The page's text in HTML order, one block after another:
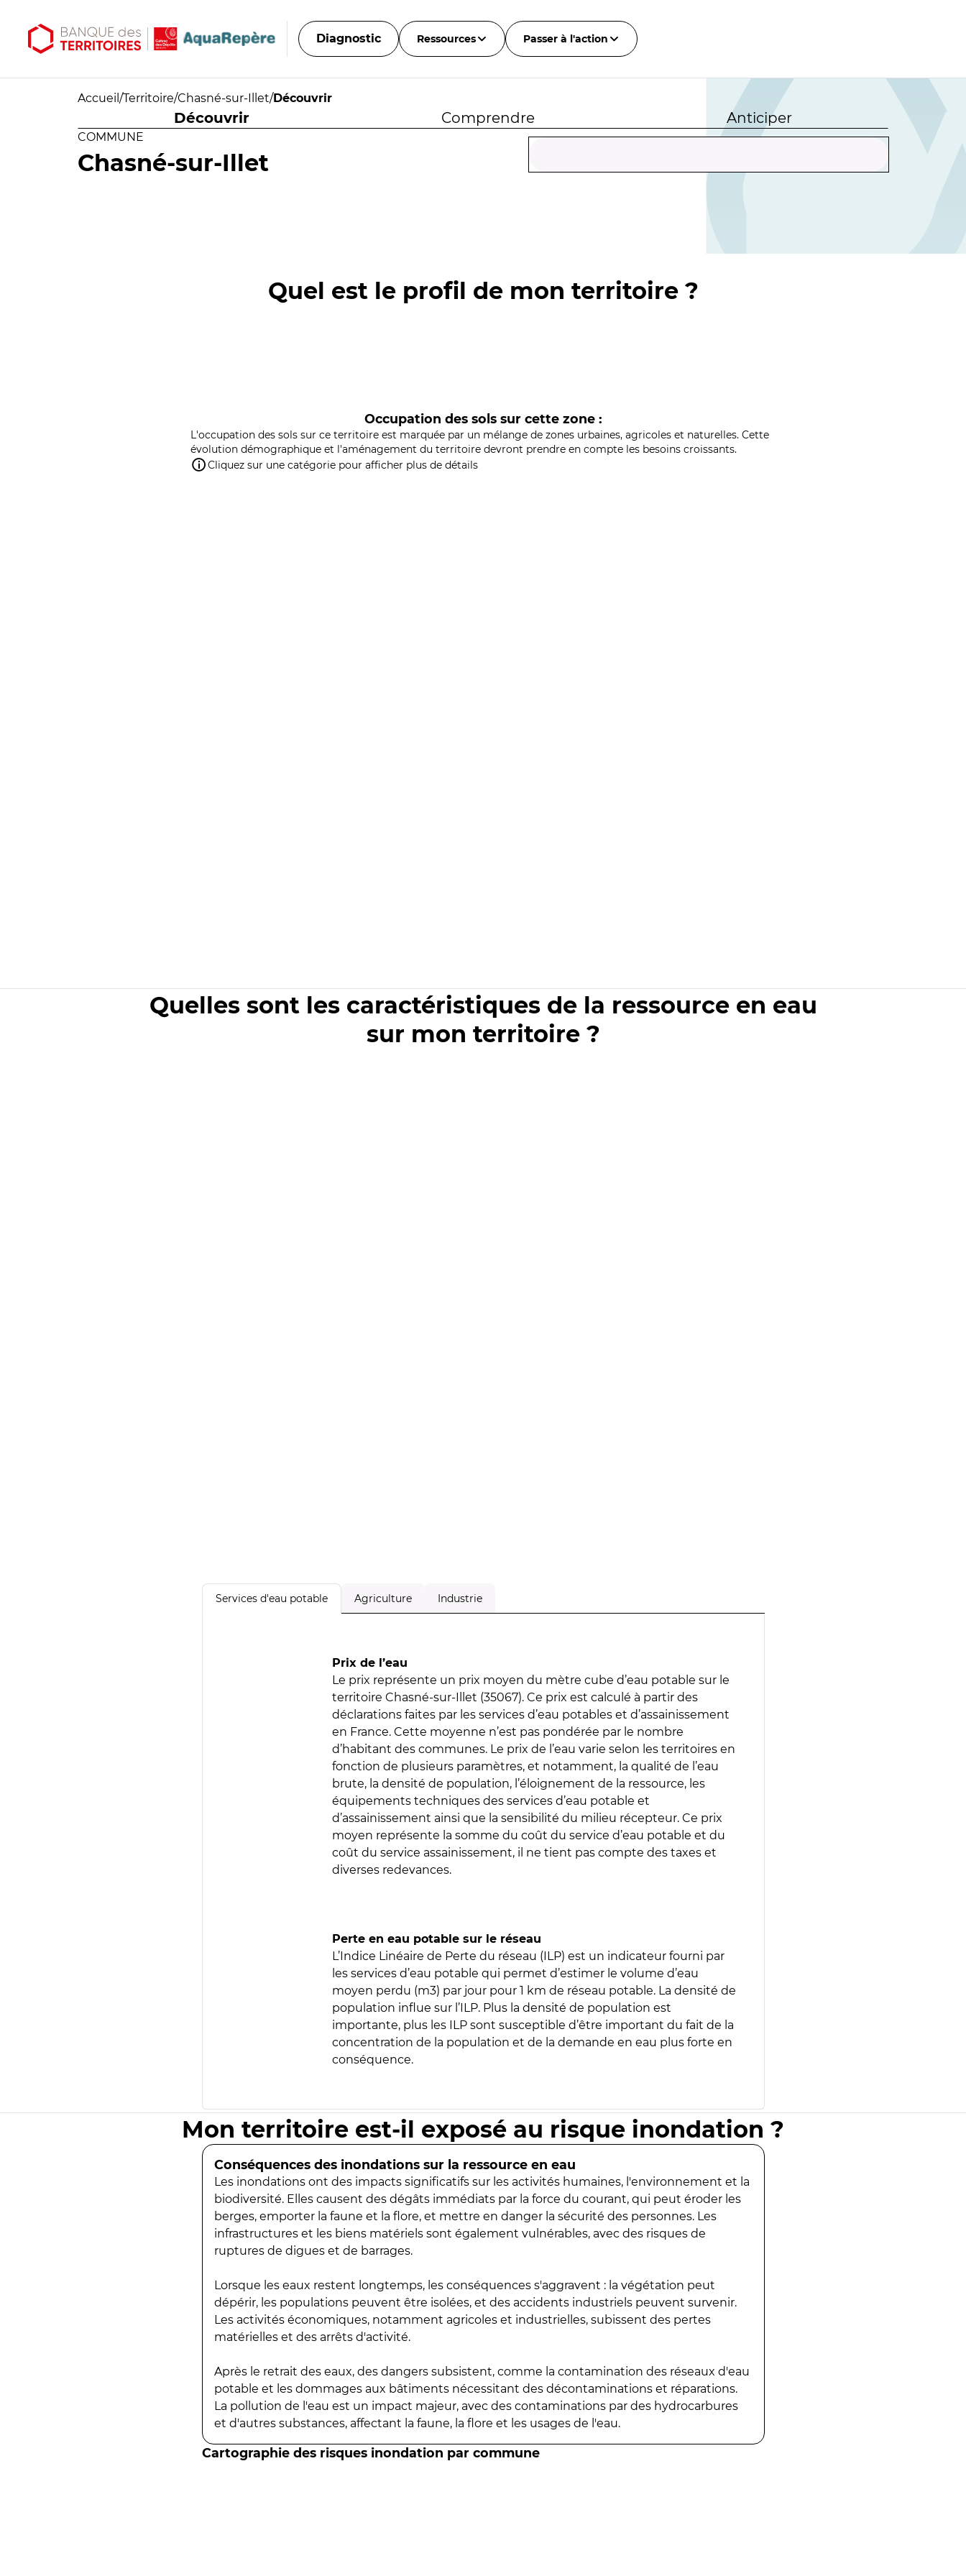
Diagnostic Ressources Passer à l'action
Accueil /Territoire/Chasné-sur-Illet/Découvrir
Découvrir Comprendre Anticiper
COMMUNE
Chasné-sur-Illet
Quel est le profil de mon territoire ?
Occupation des sols sur cette zone :
L'occupation des sols sur ce territoire est marquée par un mélange de zones urbaines, agricoles et naturelles. Cette
évolution démographique et l'aménagement du territoire devront prendre en compte les besoins croissants.
Cliquez sur une catégorie pour afficher plus de détails
Quelles sont les caractéristiques de la ressource en eau
sur mon territoire ?
Services d'eau potable Agriculture Industrie
Prix de l’eau
Le prix représente un prix moyen du mètre cube d’eau potable sur le
territoire Chasné-sur-Illet (35067). Ce prix est calculé à partir des
déclarations faites par les services d’eau potables et d’assainissement
en France. Cette moyenne n’est pas pondérée par le nombre
d’habitant des communes. Le prix de l’eau varie selon les territoires en
fonction de plusieurs paramètres, et notamment, la qualité de l’eau
brute, la densité de population, l’éloignement de la ressource, les
équipements techniques des services d’eau potable et
d’assainissement ainsi que la sensibilité du milieu récepteur. Ce prix
moyen représente la somme du coût du service d’eau potable et du
coût du service assainissement, il ne tient pas compte des taxes et
diverses redevances.
Perte en eau potable sur le réseau
L’Indice Linéaire de Perte du réseau (ILP) est un indicateur fourni par
les services d’eau potable qui permet d’estimer le volume d’eau
moyen perdu (m3) par jour pour 1 km de réseau potable. La densité de
population influe sur l’ILP. Plus la densité de population est
importante, plus les ILP sont susceptible d’être important du fait de la
concentration de la population et de la demande en eau plus forte en
conséquence.
Mon territoire est-il exposé au risque inondation ?
Conséquences des inondations sur la ressource en eau
Les inondations ont des impacts significatifs sur les activités humaines, l'environnement et la
biodiversité. Elles causent des dégâts immédiats par la force du courant, qui peut éroder les
berges, emporter la faune et la flore, et mettre en danger la sécurité des personnes. Les
infrastructures et les biens matériels sont également vulnérables, avec des risques de
ruptures de digues et de barrages.
Lorsque les eaux restent longtemps, les conséquences s'aggravent : la végétation peut
dépérir, les populations peuvent être isolées, et des accidents industriels peuvent survenir.
Les activités économiques, notamment agricoles et industrielles, subissent des pertes
matérielles et des arrêts d'activité.
Après le retrait des eaux, des dangers subsistent, comme la contamination des réseaux d'eau
potable et les dommages aux bâtiments nécessitant des décontaminations et réparations.
La pollution de l'eau est un impact majeur, avec des contaminations par des hydrocarbures
et d'autres substances, affectant la faune, la flore et les usages de l'eau.
Cartographie des risques inondation par commune